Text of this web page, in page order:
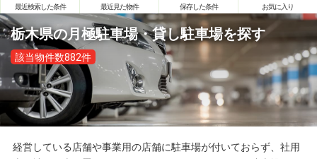
最近検索した条件 最近見た物件 保存した条件 お気に入り
栃木県の月極駐車場・貸し駐車場を探す
該当物件数882件
経営している店舗や事業用の店舗に駐車場が付いておらず、社用